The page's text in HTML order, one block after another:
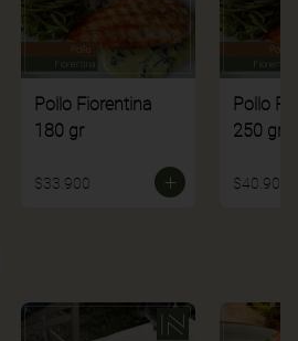
Pollo Fiorentina
180 gr
$33.900
Pollo
250 gr
$40.900